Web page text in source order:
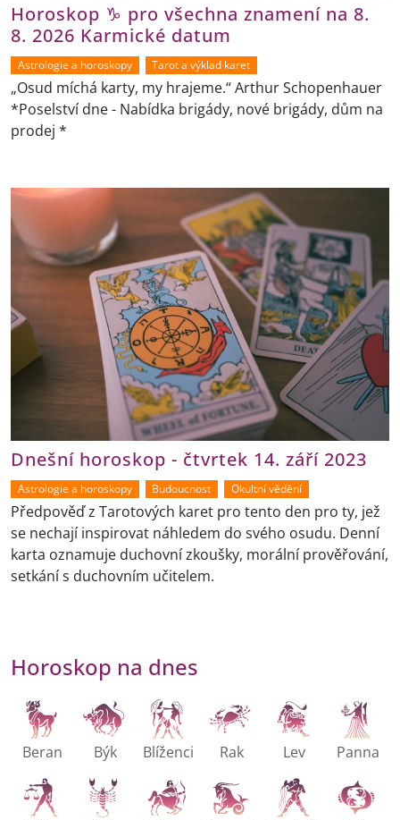
Horoskop ♑ pro všechna znamení na 8.
8. 2026 Karmické datum
Astrologie a horoskopy Tarot a výklad karet
„Osud míchá karty, my hrajeme.“ Arthur Schopenhauer
*Poselství dne - Nabídka brigády, nové brigády, dům na
prodej *
Dnešní horoskop - čtvrtek 14. září 2023
Astrologie a horoskopy Budoucnost Okultní vědění
Předpověď z Tarotových karet pro tento den pro ty, jež
se nechají inspirovat náhledem do svého osudu. Denní
karta oznamuje duchovní zkoušky, morální prověřování,
setkání s duchovním učitelem.
Horoskop na dnes
Beran Býk Blíženci Rak Lev Panna